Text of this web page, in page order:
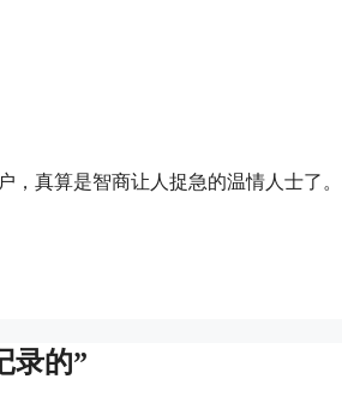
，真算是智商让人捉急的温情人士了
录的”